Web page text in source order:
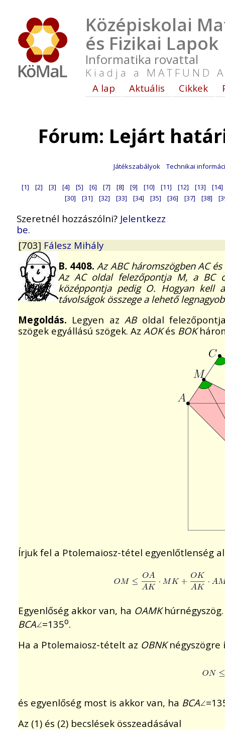
Középiskolai
és Fizikai Lapok
Informatika rovattal
Kiadja a MATFUND
A lap Aktuális Cikkek
Fórum: Lejárt
Játékszabályok Technikai
[1] [2] [3] [4] [5] [6] [7] [8] [9] [10] [11] [12] [13]
[14]
[30]
[31] [32] [33] [34] [35] [36] [37] [38]
Szeretnél hozzászólni? Jelentkezz
be.
[703] Fálesz Mihály
B. 4408. Az ABC háromszögben AC
Az AC oldal felezőpontja M, a BC
középpontja pedig O. Hogyan kell
távolságok összege a lehető
Megoldás. Legyen azABoldal
szögek egyállású szögek. Az AOKés BOK
Írjuk fel a Ptolemaiosz-tétel egyenlőtlenség
Egyenlőség akkor van, ha OAMK
BCA =135o.
Ha a Ptolemaiosz-tételt az OBNKnégyszögre
és egyenlőség most is akkor van, ha BCA
Az (1) és (2) becslések összeadásával